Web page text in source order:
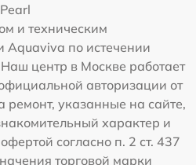
и техническим
Aquaviva по истечении
центр в Москве работает
авторизации от
ремонт, указанные на сайте,
характер и
согласно п. 2 ст. 437
торговой марки